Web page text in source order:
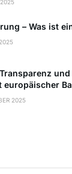
2025
– Was ist
europäischer
2025